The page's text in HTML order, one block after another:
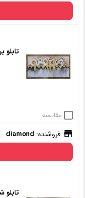
مقایسه
فروشنده: diamond